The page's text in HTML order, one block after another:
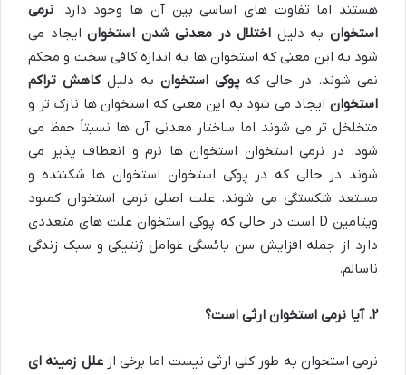
هستند اما تفاوت های اساسی بین آن ها وجود دارد. نرمی
استخوانبه دلیل اختلال در معدنی شدن استخوانایجاد می
شود به این معنی که استخوان ها به اندازه کافی سخت و محکم
نمی شوند. در حالی کهپوکی استخوان به دلیلکاهش تراکم
استخوان ایجاد می شود به این معنی که استخوان ها نازک تر و
متخلخل تر می شوند اما ساختار معدنی آن ها نسبتاً حفظ می
شود. در نرمی استخوان استخوان ها نرم و انعطاف پذیر می
شوند در حالی که در پوکی استخوان استخوان ها شکننده و
مستعد شکستگی می شوند. علت اصلی نرمی استخوان کمبود
ویتامین D است در حالی که پوکی استخوان علت های متعددی
دارد از جمله افزایش سن یائسگی عوامل ژنتیکی و سبک زندگی
ناسالم.
۲.آیا نرمی استخوان ارثی است؟
نرمی استخوان به طور کلی ارثی نیست اما برخی ازعلل زمینه ای